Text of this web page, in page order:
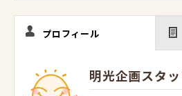
プロフィール
明光企画スタ